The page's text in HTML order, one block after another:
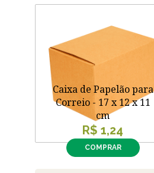
Caixa de Papelão para
Correio - 17 x 12 x 11
cm
R$ 1,24
COMPRAR